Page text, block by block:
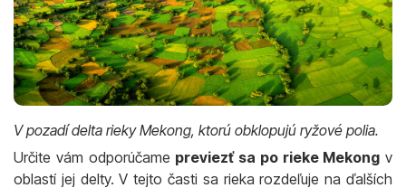
V pozadí delta rieky Mekong, ktorú obklopujú ryžové polia.
Určite vám odporúčame previezť sa po rieke Mekong v
oblastí jej delty. V tejto časti sa rieka rozdeľuje na ďalších